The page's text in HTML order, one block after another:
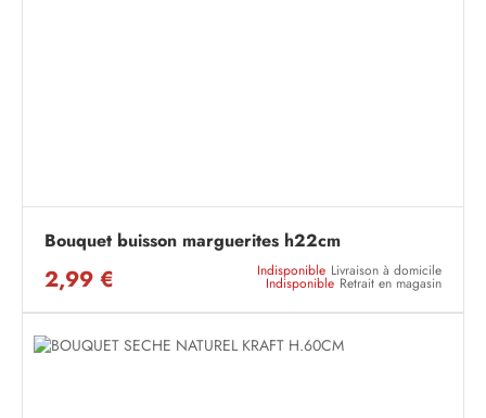
Bouquet buisson marguerites h22cm
2,99 € Indisponible Livraison à domicile
Indisponible Retrait en magasin